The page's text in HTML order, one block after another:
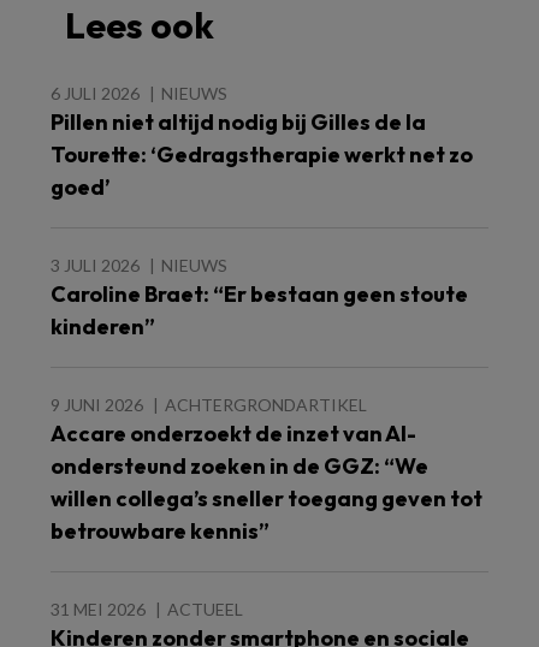
Lees ook
6 JULI 2026 NIEUWS
Pillen niet altijd nodig bij Gilles de la
Tourette: ‘Gedragstherapie werkt net zo
goed’
3 JULI 2026 NIEUWS
Caroline Braet: “Er bestaan geen stoute
kinderen”
9 JUNI 2026 ACHTERGRONDARTIKEL
Accare onderzoekt de inzet van AI-
ondersteund zoeken in de GGZ: “We
willen collega’s sneller toegang geven tot
betrouwbare kennis”
31 MEI 2026 ACTUEEL
Kinderen zonder smartphone en sociale